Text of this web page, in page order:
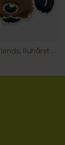
MyFamily Friends, Ruhåret Gravhund